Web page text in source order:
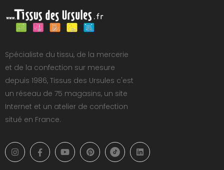
Spécialiste du tissu, de la mercerie
et de la confection sur mesure
depuis 1986, Tissus des Ursules c'est
un réseau de 75 magasins, un site
Internet et un atelier de confection
situé en France.